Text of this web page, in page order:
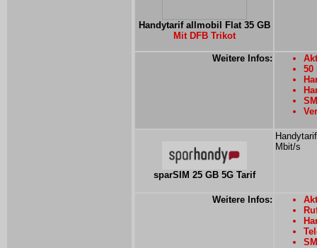
Handytarif allmobil Flat 35 GB
Mit DFB Trikot
Weitere Infos:
50
sparSIM 25 GB 5G Tarif
Mbit/s
Weitere Infos: